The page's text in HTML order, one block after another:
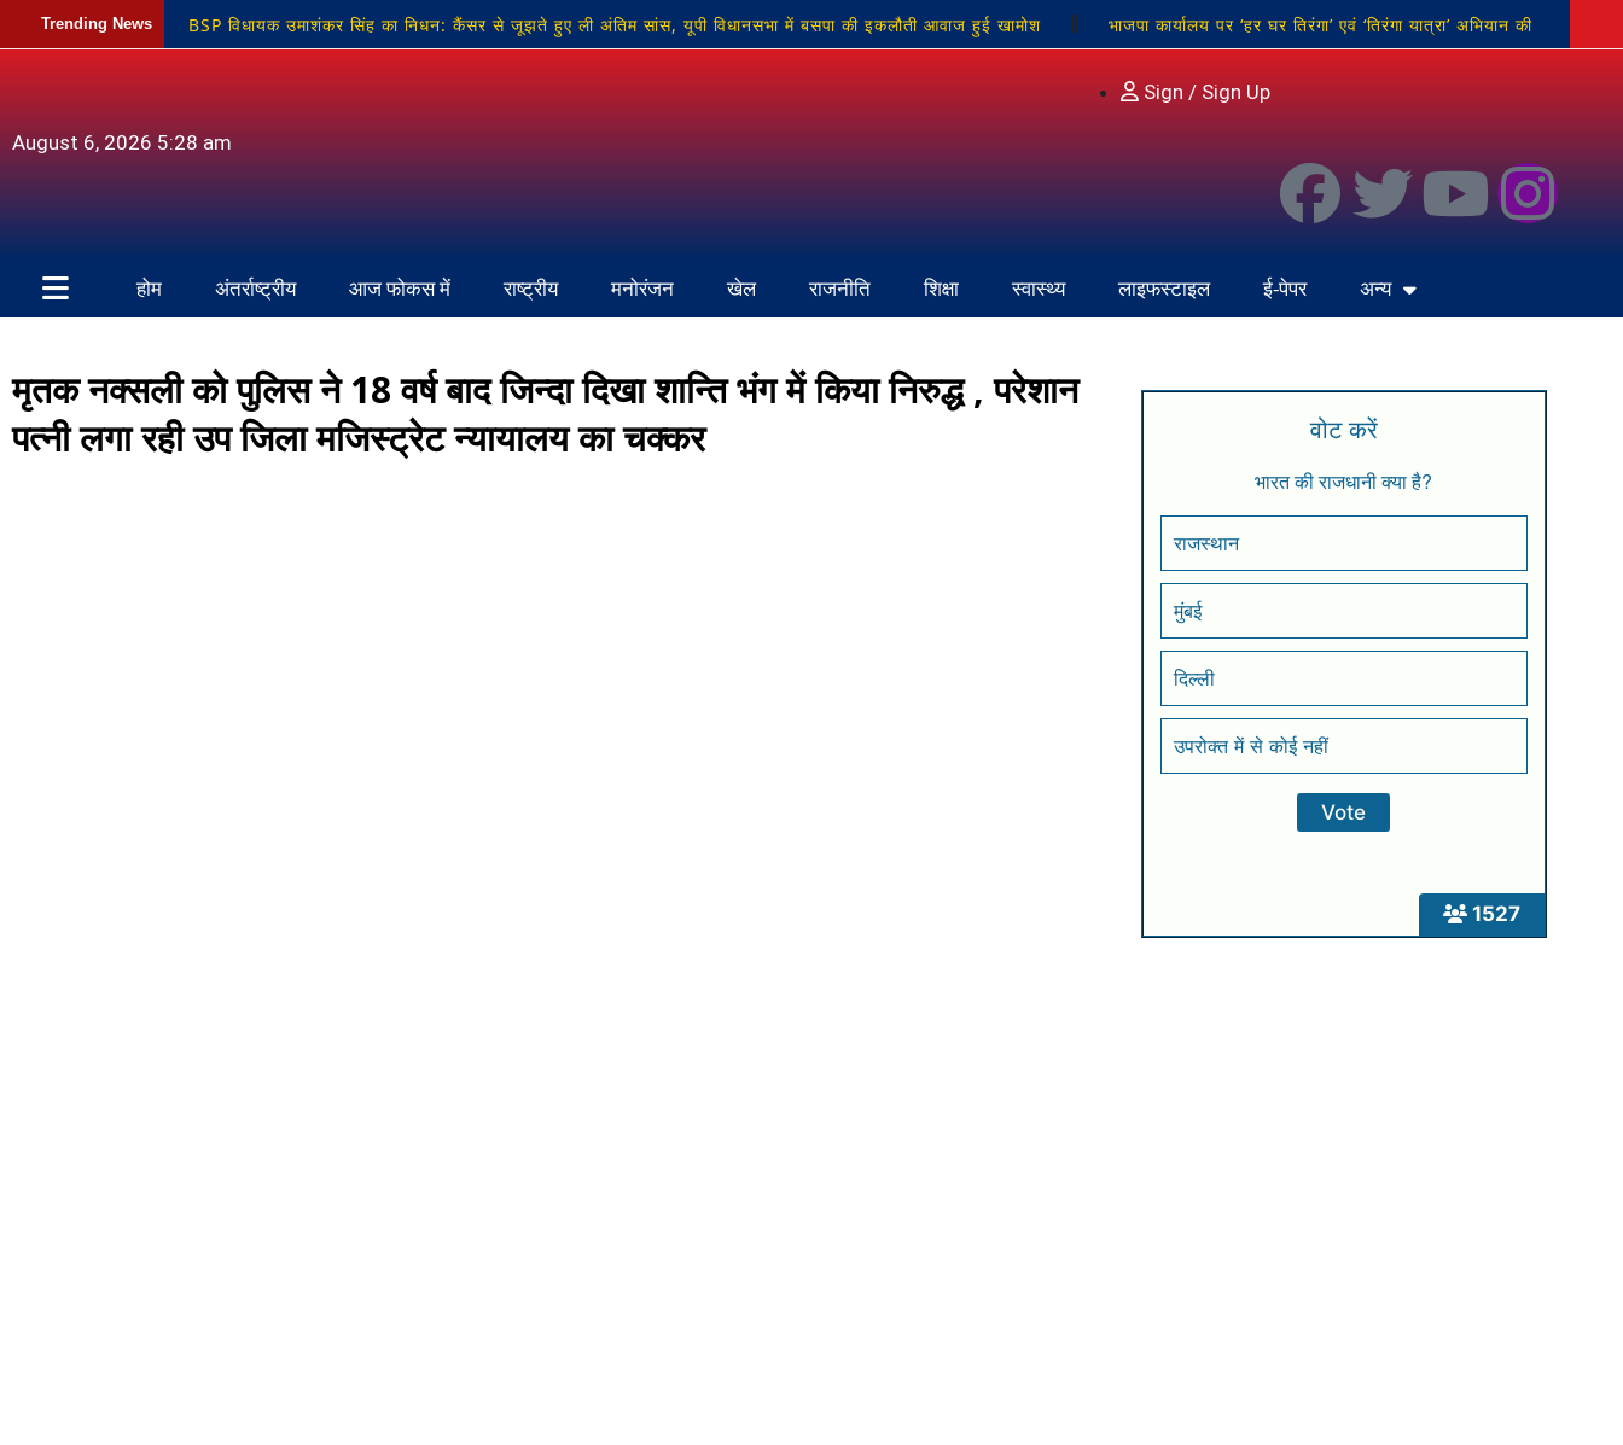
Trending News BSP विधायक उमाशंकर सिंह का निधन: कैंसर से जूझते हुए ली अंतिम सांस, यूपी विधानसभा में बसपा की इकलौती आवाज हुई खामोश भाजपा कार्यालय पर ‘हर घर तिरंगा’ एवं ‘तिरंगा यात्रा’ अभियान की
August 6, 2026 5:28 am
Sign / Sign Up
होम अंतर्राष्ट्रीय आज फोकस में राष्ट्रीय मनोरंजन खेल राजनीति शिक्षा स्वास्थ्य लाइफस्टाइल ई-पेपर अन्य
मृतक नक्सली को पुलिस ने 18 वर्ष बाद जिन्दा दिखा शान्ति भंग में किया निरुद्ध , परेशान
पत्नी लगा रही उप जिला मजिस्ट्रेट न्यायालय का चक्कर
1527
वोट करें
भारत की राजधानी क्या है?
राजस्थान
मुंबई
दिल्ली
उपरोक्त में से कोई नहीं